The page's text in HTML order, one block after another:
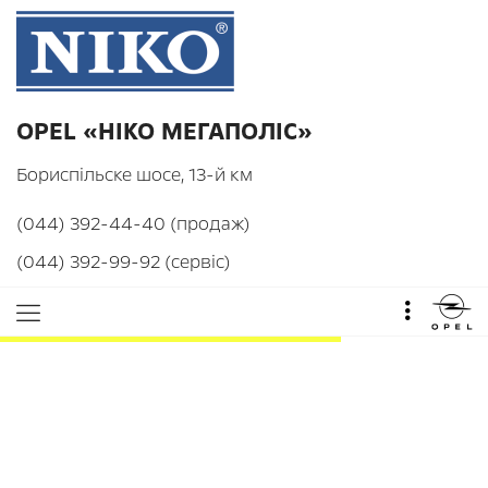
OPEL «НІКО МЕГАПОЛІС»
Бориспільске шосе, 13-й км
(044) 392-44-40 (продаж)
(044) 392-99-92 (сервіс)